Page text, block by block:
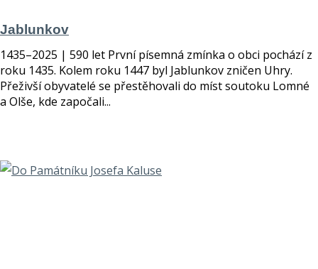
Jablunkov
1435–2025 | 590 let První písemná zmínka o obci pochází z
roku 1435. Kolem roku 1447 byl Jablunkov zničen Uhry.
Přeživší obyvatelé se přestěhovali do míst soutoku Lomné
a Olše, kde započali...